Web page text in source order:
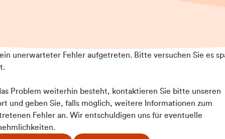
Details
ein unerwarteter Fehler aufgetreten. Bitte versuchen Sie es
Problem weiterhin besteht, kontaktieren Sie bitte unseren
und geben Sie, falls möglich, weitere Informationen zum
Fehler an. Wir entschuldigen uns für eventuelle